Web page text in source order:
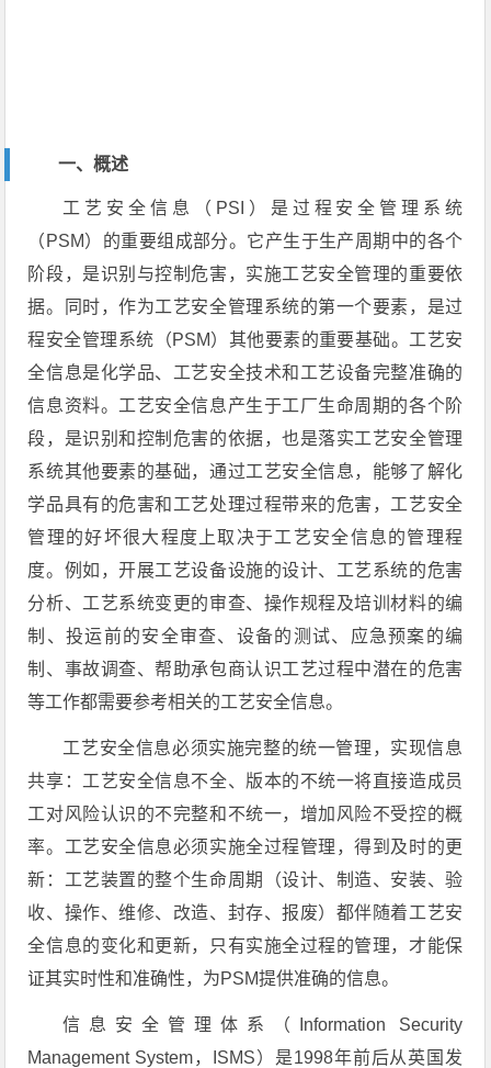
一、概述
工艺安全信息（PSI）是过程安全管理系统
（PSM）的重要组成部分。它产生于生产周期中的各个
阶段，是识别与控制危害，实施工艺安全管理的重要依
据。同时，作为工艺安全管理系统的第一个要素，是过
程安全管理系统（PSM）其他要素的重要基础。工艺安
全信息是化学品、工艺安全技术和工艺设备完整准确的
信息资料。工艺安全信息产生于工厂生命周期的各个阶
段，是识别和控制危害的依据，也是落实工艺安全管理
系统其他要素的基础，通过工艺安全信息，能够了解化
学品具有的危害和工艺处理过程带来的危害，工艺安全
管理的好坏很大程度上取决于工艺安全信息的管理程
度。例如，开展工艺设备设施的设计、工艺系统的危害
分析、工艺系统变更的审查、操作规程及培训材料的编
制、投运前的安全审查、设备的测试、应急预案的编
制、事故调查、帮助承包商认识工艺过程中潜在的危害
等工作都需要参考相关的工艺安全信息。
工艺安全信息必须实施完整的统一管理，实现信息
共享：工艺安全信息不全、版本的不统一将直接造成员
工对风险认识的不完整和不统一，增加风险不受控的概
率。工艺安全信息必须实施全过程管理，得到及时的更
新：工艺装置的整个生命周期（设计、制造、安装、验
收、操作、维修、改造、封存、报废）都伴随着工艺安
全信息的变化和更新，只有实施全过程的管理，才能保
证其实时性和准确性，为PSM提供准确的信息。
信息安全管理体系（Information Security
Management System，ISMS）是1998年前后从英国发